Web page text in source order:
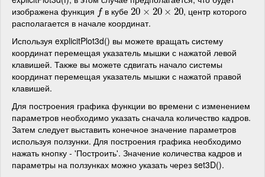
изображена функция f
f в кубе 20 × 20 × 20
20 ×20×20
, центр которого
располагается в начале координат.
Используя explicitPlot3d() вы можете вращать систему
координат перемещая указатель мышки с нажатой левой
клавишей. Также вы можете сдвигать начало системы
координат перемещая указатель мышки с нажатой правой
клавишей.
Для построения графика функции во времени с изменением
параметров необходимо указать сначала количество кадров.
Затем следует выставить конечное значение параметров
используя ползунки. Для построения графика необходимо
нажать кнопку - 'Построить'. Значение количества кадров и
параметры на ползунках можно указать через set3D().